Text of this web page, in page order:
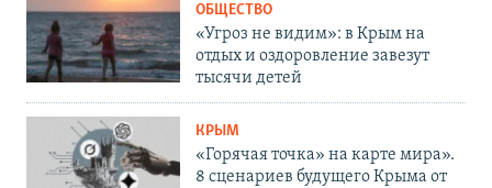
ОБЩЕСТВО
«Угроз не видим»: в Крым на
отдых и оздоровление завезут
тысячи детей
КРЫМ
«Горячая точка» на карте мира».
8 сценариев будущего Крыма от